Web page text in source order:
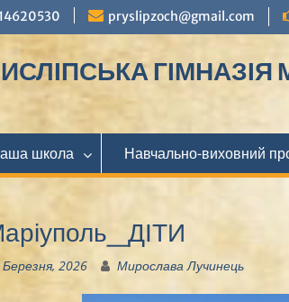
pryslipzoch@gmail.com
ГІМНАЗІЯ
школа Навчально-виховний
Березня, 2026 Мирослава Лучинець